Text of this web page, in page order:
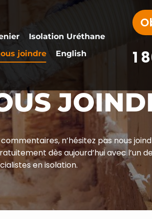
Isolation Uréthane
joindre English 1
n’hésitez pas nous
dès aujourd’hui avec l’un
en isolation.